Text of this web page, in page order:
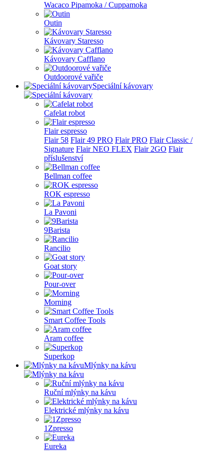
Wacaco Pipamoka / Cuppamoka
Outin
Kávovary Staresso
Kávovary Cafflano
Outdoorové vařiče
Speciální kávovary
Cafelat robot
Flair espresso
Flair 58 Flair 49 PRO Flair PRO Flair Classic /
Signature Flair NEO FLEX Flair 2GO Flair
příslušenství
Bellman coffee
ROK espresso
La Pavoni
9Barista
Rancilio
Goat story
Pour-over
Morning
Smart Coffee Tools
Aram coffee
Superkop
Mlýnky na kávu
Ruční mlýnky na kávu
Elektrické mlýnky na kávu
1Zpresso
Eureka